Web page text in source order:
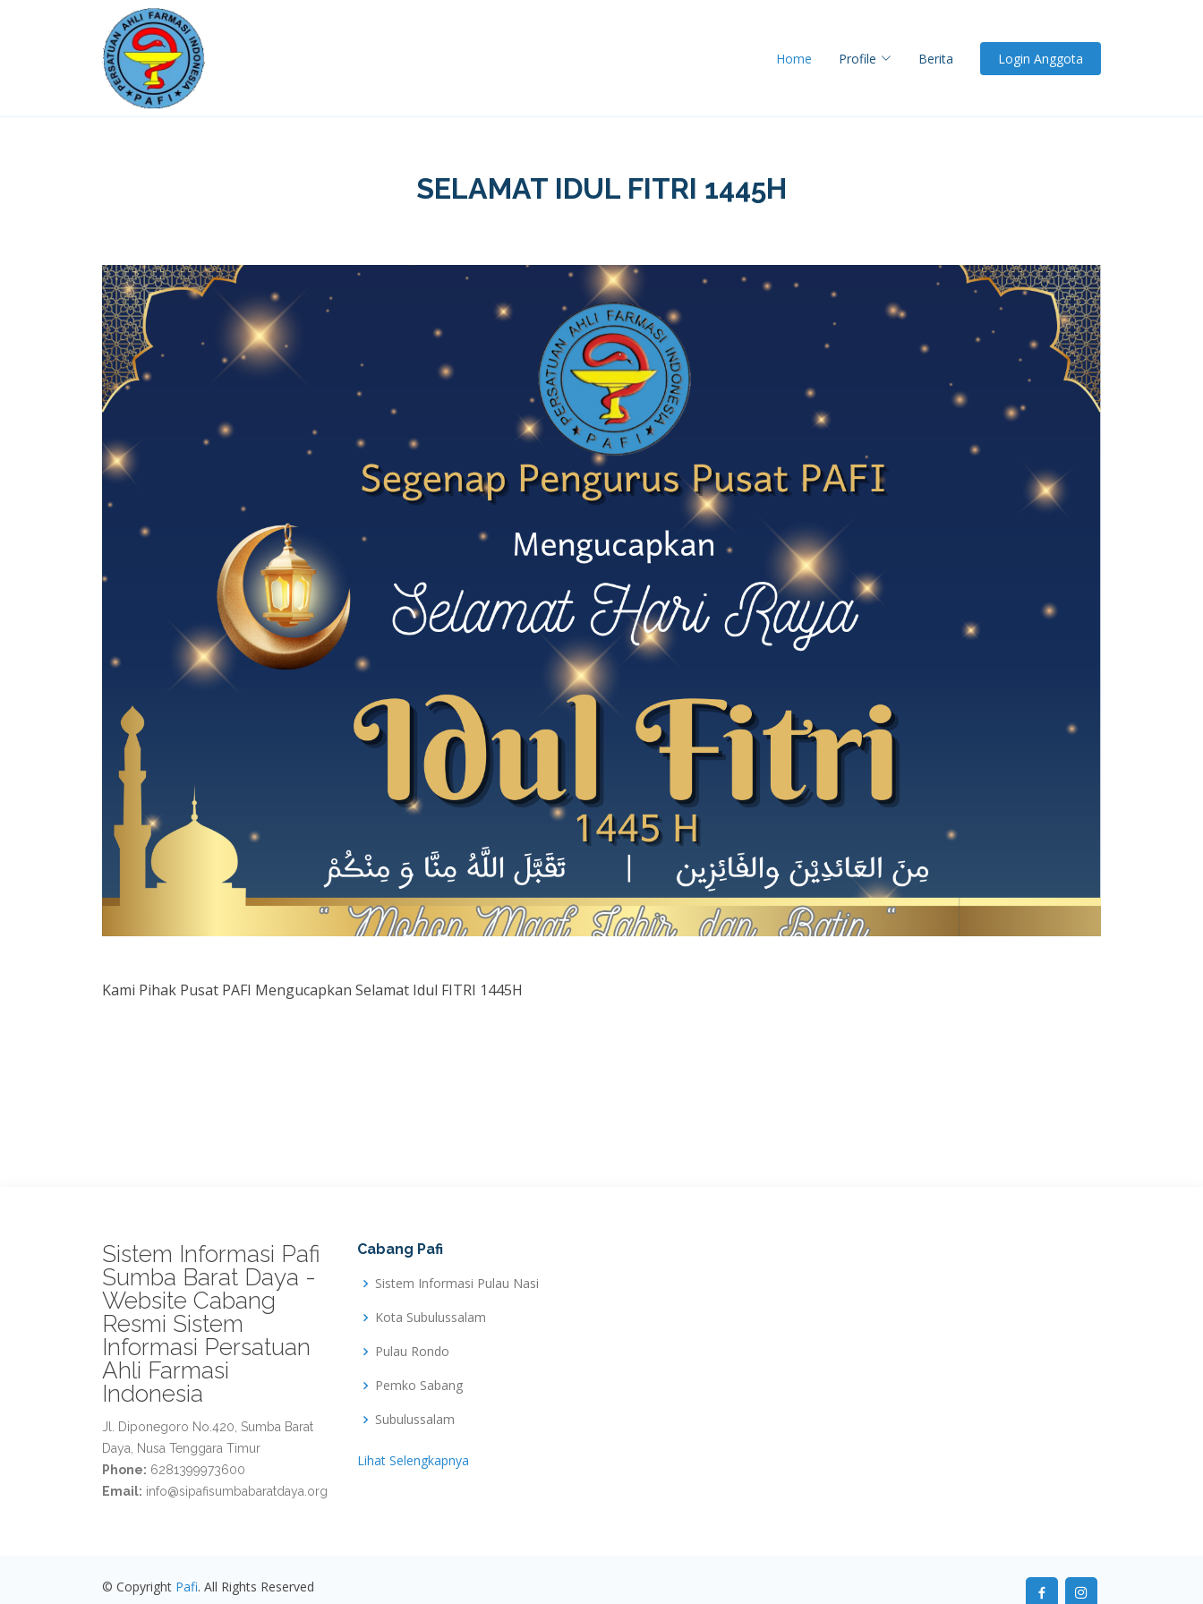
Home Profile Berita Login Anggota
SELAMAT IDUL FITRI 1445H
Kami Pihak Pusat PAFI Mengucapkan Selamat Idul FITRI 1445H
Sistem Informasi Pafi
Sumba Barat Daya -
Website Cabang
Resmi Sistem
Informasi Persatuan
Ahli Farmasi
Indonesia
Jl. Diponegoro No.420, Sumba Barat
Daya, Nusa Tenggara Timur
Phone: 6281399973600
Email: info@sipafisumbabaratdaya.org
Cabang Pafi
Sistem Informasi Pulau Nasi
Kota Subulussalam
Pulau Rondo
Pemko Sabang
Subulussalam
Lihat Selengkapnya
© Copyright Pafi. All Rights Reserved